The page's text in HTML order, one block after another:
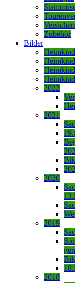
Zubehör
Bilder
2022
2021
2020
2019
2018